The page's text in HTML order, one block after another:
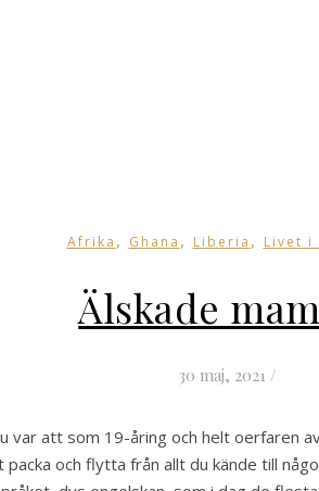
Afrika , Ghana , Liberia , Livet i
Älskade
30 maj, 2021 /
var att som 19-åring och helt oerfaren
och flytta från allt du kände till